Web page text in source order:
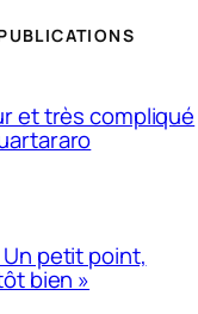
et très compliqué
Un petit point,
bien »